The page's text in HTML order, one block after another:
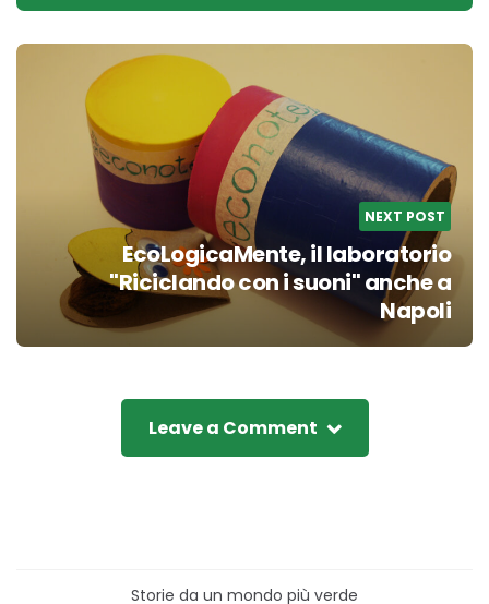
NEXT POST
EcoLogicaMente, il laboratorio
"Riciclando con i suoni" anche a
Napoli
Leave a Comment
Storie da un mondo più verde